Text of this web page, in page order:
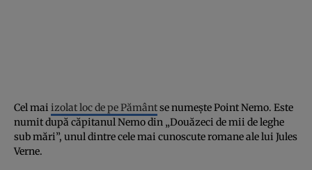
Cel mai izolat loc de pe Pământse numește Point Nemo. Este
numit după căpitanul Nemo din „Douăzeci de mii de leghe
sub mări”, unul dintre cele mai cunoscute romane ale lui Jules
Verne.